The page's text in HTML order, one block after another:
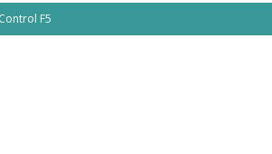
Control F5